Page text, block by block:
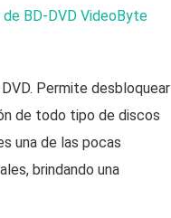
BD-DVD VideoByte
Permite desbloquear
de todo tipo de discos
una de las pocas
brindando una